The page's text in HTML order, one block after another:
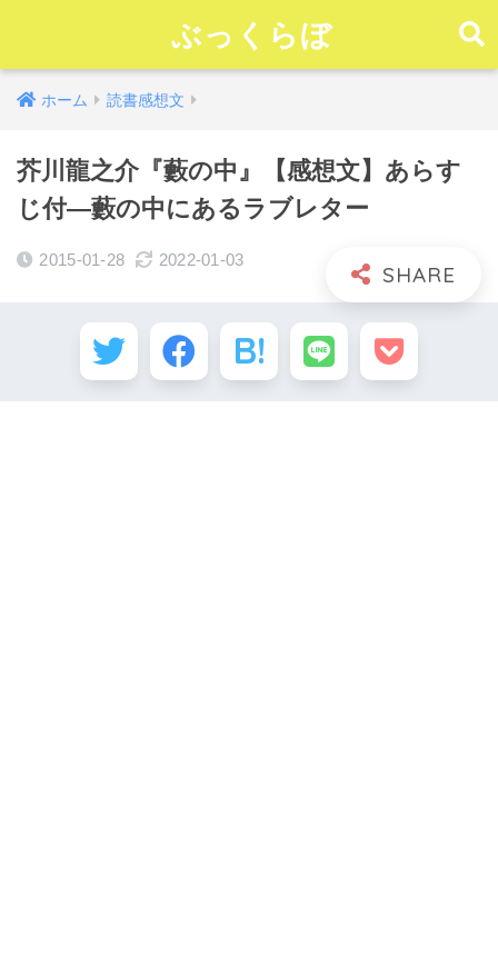
ぶっくらぼ
ホーム 読書感想文
芥川龍之介『藪の中』【感想文】あらす
じ付―藪の中にあるラブレター
2015-01-28 2022-01-03